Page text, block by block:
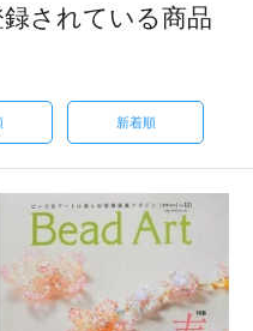
録されている商品
新着順